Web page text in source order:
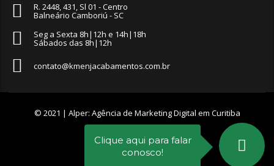
Clique aqui para falar
conosco!
R. 2448, 431, Sl 01 - Centro
Balneário Camboriú - SC
Seg a Sexta 8h|12h e 14h|18h
Sábados das 8h|12h
contato@kmenjacabamentos.com.br
© 2021 | Alper: Agência de Marketing Digital em Curitiba